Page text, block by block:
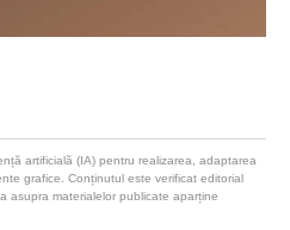
artificială (IA) pentru realizarea, adaptarea
grafice. Conținutul este verificat editorial
asupra materialelor publicate aparține